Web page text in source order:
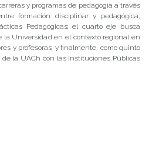
y programas de pedagogía a través
formación disciplinar y pedagógica,
Pedagógicas; el cuarto eje busca
la Universidad en el contexto regional en
y profesoras; y finalmente, como quinto
la UACh con las Instituciones Públicas